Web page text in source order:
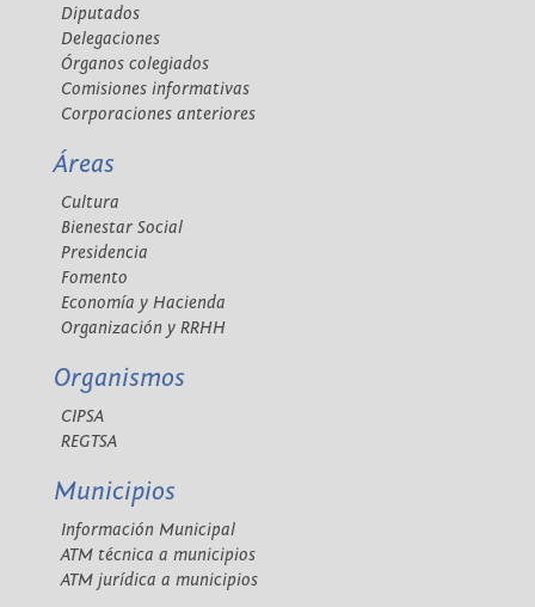
Diputados
Delegaciones
Órganos colegiados
Comisiones informativas
Corporaciones anteriores
Áreas
Cultura
Bienestar Social
Presidencia
Fomento
Economía y Hacienda
Organización y RRHH
Organismos
CIPSA
REGTSA
Municipios
Información Municipal
ATM técnica a municipios
ATM jurídica a municipios